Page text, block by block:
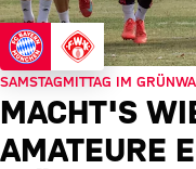
SAMSTAGMITTAG IM
MACHT'S
AMATEURE